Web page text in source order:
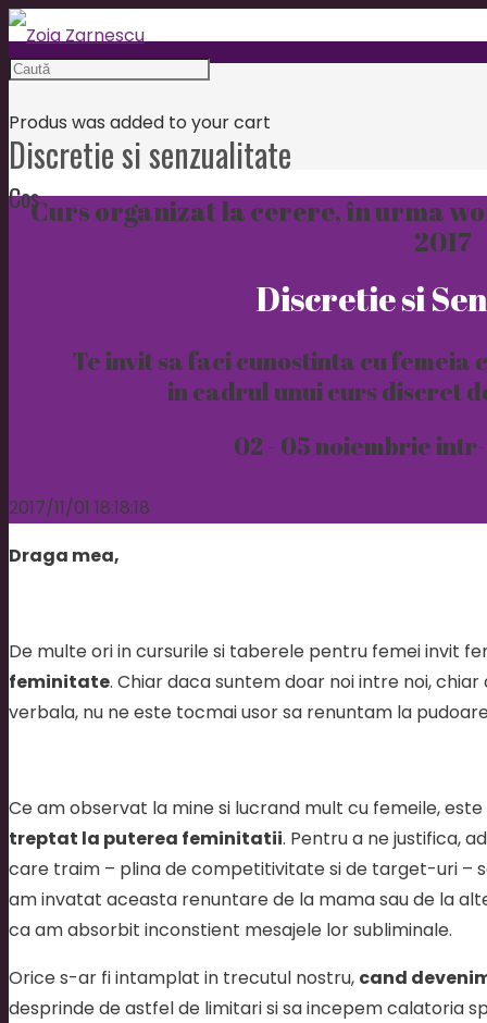
Produs was added to your cart
Coș
Discretie si senzualitate
Curs organizat la cerere, în urma
2017
Discretie si
Te invit sa faci cunostinta cu femeia
in cadrul unui curs discret
02 - 05 noiembrie
2017/11/01 18:18:18
Draga mea,
De multe ori in cursurile si taberele pentru femei invit
feminitate. Chiar daca suntem doar noi intre noi,
verbala, nu ne este tocmai usor sa renuntam la
Ce am observat la mine si lucrand mult cu femeile,
treptat la puterea feminitatii. Pentru a ne justifica,
care traim – plina de competitivitate si de target-uri –
am invatat aceasta renuntare de la mama sau de la
ca am absorbit inconstient mesajele lor subliminale.
Orice s-ar fi intamplat in trecutul nostru, cand
desprinde de astfel de limitari si sa incepem calatoria